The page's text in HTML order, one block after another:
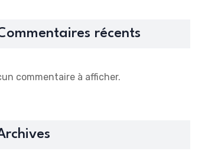
récents
commentaire à afficher.